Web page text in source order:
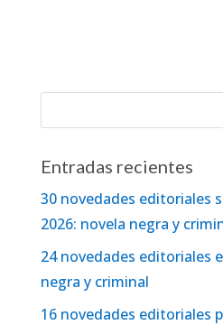
Entradas recientes
30 novedades editoriales
2026: novela negra y
24 novedades editoriales
negra y criminal
16 novedades editoriales